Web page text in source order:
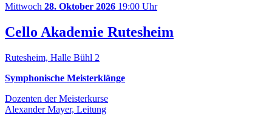
Mittwoch 28. Oktober 2026 19:00 Uhr
Cello Akademie Rutesheim
Rutesheim, Halle Bühl 2
Symphonische Meisterklänge
Dozenten der Meisterkurse
Alexander Mayer, Leitung